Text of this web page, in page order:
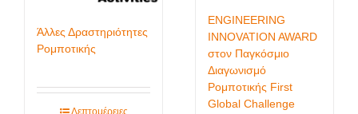
Άλλες Δραστηριότητες
Ρομποτικής
ENGINEERING
INNOVATION AWARD
στον Παγκόσμιο
Διαγωνισμό
Ρομποτικής First
Global Challenge